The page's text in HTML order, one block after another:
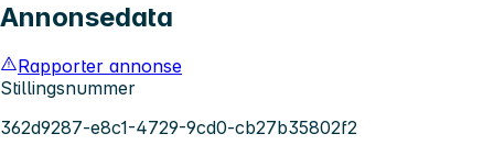
Annonsedata
Rapporter annonse
Stillingsnummer
362d9287-e8c1-4729-9cd0-cb27b35802f2